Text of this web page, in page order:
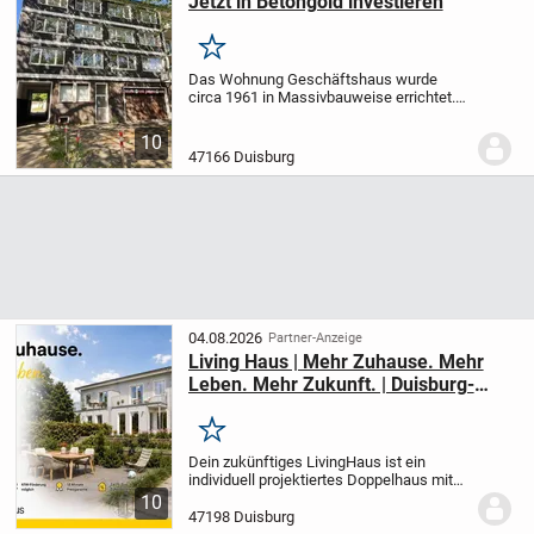
10
Merken
Das Wohnung Geschäftshaus wurde
circa 1961 in Massivbauweise errichtet.
Wohnfläche von ca. 715 m² verteilt sich
auf 11...
47166 Duisburg
10
04.08.2026 Partner-Anzeige
Living Haus | Mehr Zuhause. Mehr
Leben. Mehr Zukunft. | Duisburg-
Merken
Dein zukünftiges LivingHaus ist ein
individuell projektiertes Doppelhaus mit
deinen Wünschen und Vorstellungen
47198 Duisburg